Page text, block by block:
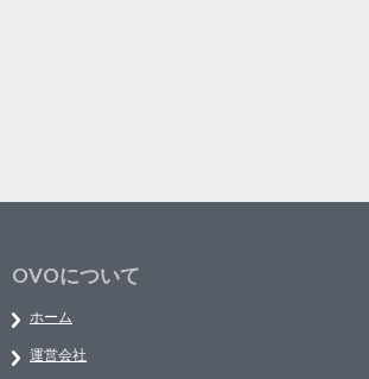
OVOについて
ホーム
運営会社